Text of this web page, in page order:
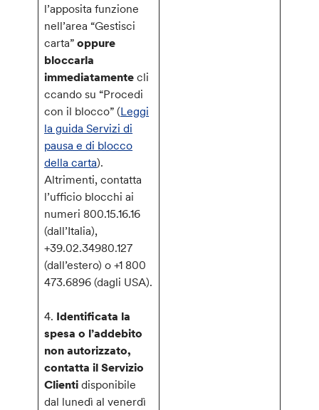
l’apposita funzione
nell’area “Gestisci
carta”oppure
bloccarla
immediatamente cli
ccando su “Procedi
con il blocco” (Leggi
la guida Servizi di
pausa e di blocco
della carta).
Altrimenti, contatta
l’ufficio blocchi ai
numeri 800.15.16.16
(dall’Italia),
+39.02.34980.127
(dall’estero) o +1 800
473.6896 (dagli USA).
4. Identificata la
spesa o l’addebito
non autorizzato,
contatta il Servizio
Clientidisponibile
dal lunedì al venerdì